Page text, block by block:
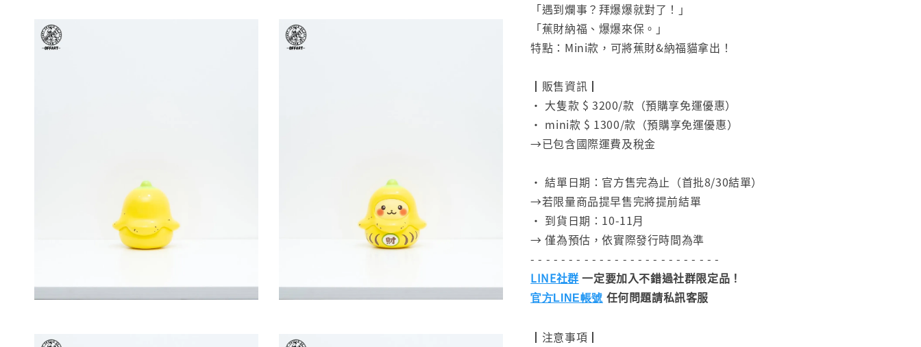
「遇到爛事？拜爆爆就對了！」
「蕉財納福、爆爆來保。」
特點：Mini款，可將蕉財&納福貓拿出！
┃販售資訊┃
• 大隻款 $ 3200/款（預購享免運優惠）
• mini款 $ 1300/款（預購享免運優惠）
→已包含國際運費及稅金
• 結單日期：官方售完為止（首批8/30結單）
→若限量商品提早售完將提前結單
• 到貨日期：10-11月
→ 僅為預估，依實際發行時間為準
- - - - - - - - - - - - - - - - - - - - - - - - -
LINE社群 一定要加入不錯過社群限定品！
官方LINE帳號 任何問題請私訊客服
┃注意事項┃